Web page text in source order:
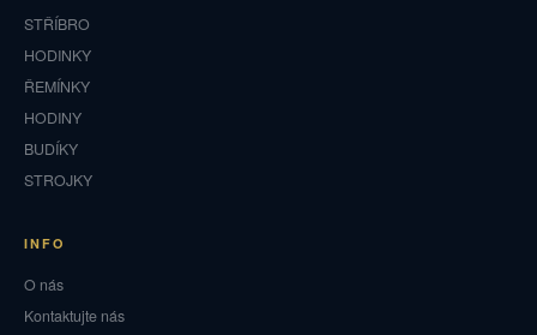
STŘÍBRO
HODINKY
ŘEMÍNKY
HODINY
BUDÍKY
STROJKY
INFO
O nás
Kontaktujte nás